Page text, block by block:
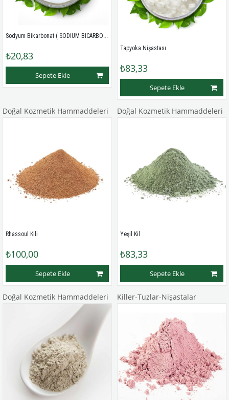
Sodyum Bikarbonat ( SODIUM BICARBONATE )
₺20,83
Sepete Ekle
Tapyoka Nişastası
₺83,33
Sepete Ekle
Doğal Kozmetik Hammaddeleri
Rhassoul Kili
₺100,00
Sepete Ekle
Doğal Kozmetik Hammaddeleri
Yeşil Kil
₺83,33
Sepete Ekle
Doğal Kozmetik Hammaddeleri Killer-Tuzlar-Nişastalar